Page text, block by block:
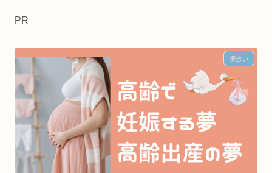
PR
夢占い